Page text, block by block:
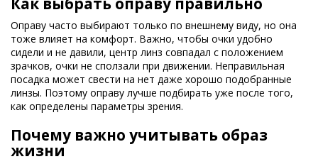
Оправу часто выбирают только по внешнему виду, но она
тоже влияет на комфорт. Важно, чтобы очки удобно
сидели и не давили, центр линз совпадал с положением
зрачков, очки не сползали при движении. Неправильная
посадка может свести на нет даже хорошо подобранные
линзы. Поэтому оправу лучше подбирать уже после того,
как определены параметры зрения.
Почему важно учитывать образ
жизни